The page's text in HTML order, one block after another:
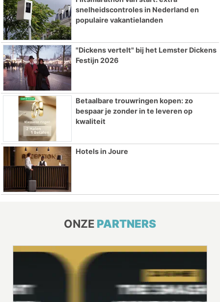
snelheidscontroles in Nederland en
populaire vakantielanden
"Dickens vertelt" bij het Lemster Dickens
Festijn 2026
Betaalbare trouwringen kopen: zo
bespaar je zonder in te leveren op
kwaliteit
Hotels in Joure
ONZE PARTNERS